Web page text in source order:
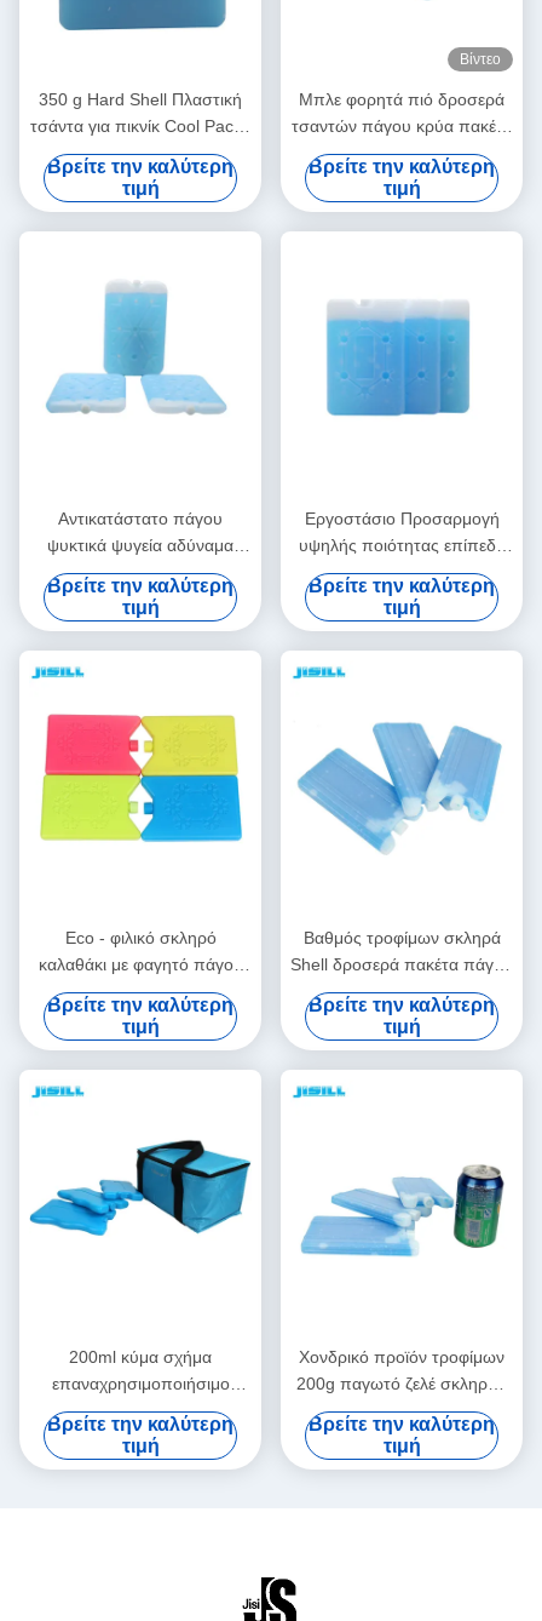
350 g Hard Shell Πλαστική
τσάντα για πικνίκ Cool Packs
παγοκύστες Καταψύκτη
Τούβλα πάγου
Βρείτε την καλύτερη
τιμή
Βίντεο
Μπλε φορητά πιό δροσερά
τσαντών πάγου κρύα πακέτα
πηκτωμάτων πακέτων
επαναχρησιμοποιήσιμα
ψύξιμα
Βρείτε την καλύτερη
τιμή
Αντικατάστατο πάγου
ψυκτικά ψυγεία αδύναμα
γεύματα παγωτά πακέτα
αποτρεπτικά για δοχεία
τροφίμων
Βρείτε την καλύτερη
τιμή
Εργοστάσιο Προσαρμογή
υψηλής ποιότητας επίπεδη
ψυγείο πάγου τούβλο ψυγείο
γεύματος παγάκι πάγου με
χιονόσπορο
Βρείτε την καλύτερη
τιμή
Eco - φιλικό σκληρό
καλαθάκι με φαγητό πάγου
μόνωσης PCM χαριτωμένο
για να κρατήσει τα τρόφιμα
και φρέσκος
Βρείτε την καλύτερη
τιμή
Βαθμός τροφίμων σκληρά
Shell δροσερά πακέτα πάγου
τσαντών 200g για τα
παγωμένα τρόφιμα, κρύα
πακέτα καλαθακιών με
φαγητό
Βρείτε την καλύτερη
τιμή
200ml κύμα σχήμα
επαναχρησιμοποιήσιμο
τρόφιμα βαθμό χρώμα τζελ
παγοθήκη για παιδιά
σακούλες μεσημεριανού
Βρείτε την καλύτερη
τιμή
Χονδρικό προϊόν τροφίμων
200g παγωτό ζελέ σκληρού
κέλυφου για γεύματα
Βρείτε την καλύτερη
τιμή